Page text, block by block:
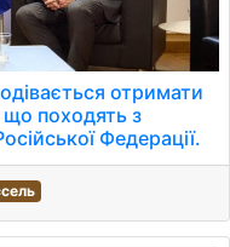
отримати
що походять з
Федерації.